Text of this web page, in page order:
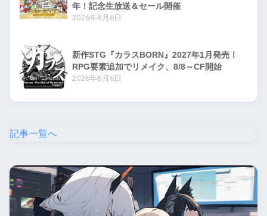
年！記念生放送＆セール開催
2026年8月6日
新作STG『カラスBORN』2027年1月発売！
RPG要素追加でリメイク、8/8～CF開始
2026年8月6日
記事一覧へ